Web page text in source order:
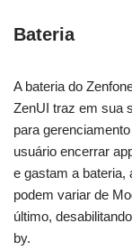
Bateria
A bateria do
ZenUI traz em sua
para
usuário encerrar
e gastam a bateria,
podem variar de
último,
by.